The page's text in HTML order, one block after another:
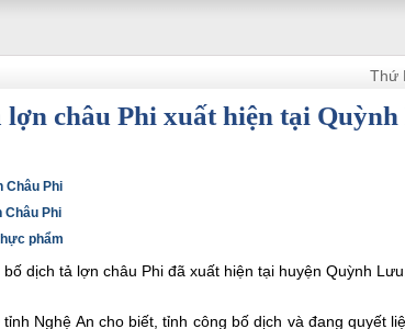
Thứ
lợn châu Phi xuất hiện tại
Châu Phi
Châu Phi
phẩm
dịch tả lợn châu Phi đã xuất hiện tại huyện Quỳnh
Nghệ An cho biết, tỉnh công bố dịch và đang quyết